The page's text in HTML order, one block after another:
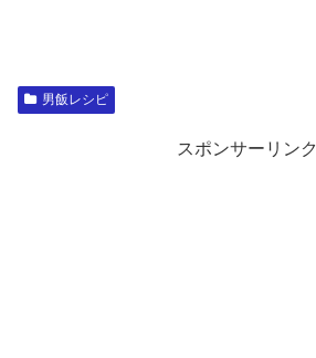
男飯レシピ
スポンサーリンク